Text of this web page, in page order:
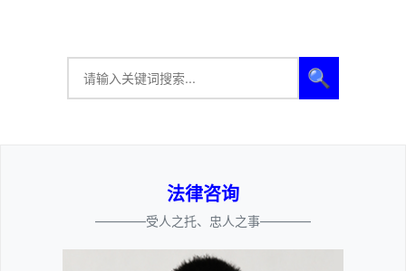
🔍
法律咨询
————受人之托、忠人之事————